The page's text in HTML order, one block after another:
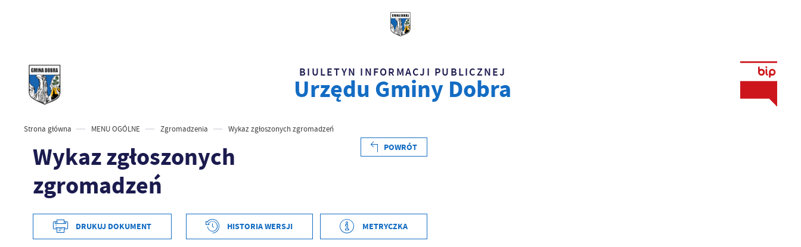
BIULETYN INFORMACJI PUBLICZNEJ
Urzędu Gminy Dobra
Strona główna MENU OGÓLNE Zgromadzenia Wykaz zgłoszonych zgromadzeń
Wykaz zgłoszonych
zgromadzeń
POWRÓT
DRUKUJ DOKUMENT HISTORIA WERSJI METRYCZKA